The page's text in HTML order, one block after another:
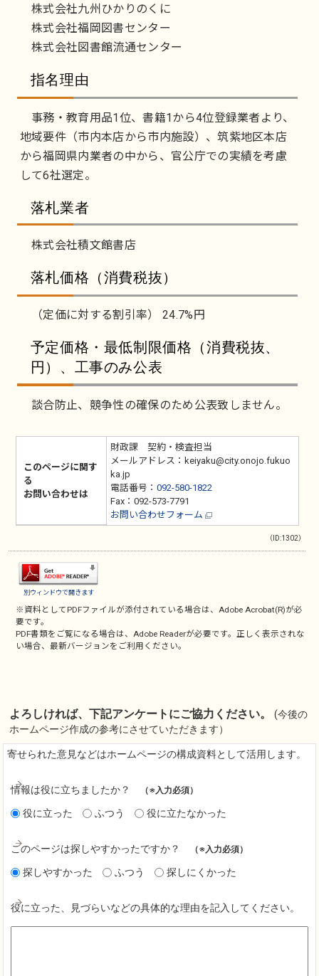
株式会社九州ひかりのくに
株式会社福岡図書センター
株式会社図書館流通センター
指名理由
事務・教育用品1位、書籍1から4位登録業者より、
地域要件（市内本店から市内施設）、筑紫地区本店
から福岡県内業者の中から、官公庁での実績を考慮
して6社選定。
落札業者
株式会社積文館書店
落札価格（消費税抜）
（定価に対する割引率） 24.7%円
予定価格・最低制限価格（消費税抜、
円）、工事のみ公表
談合防止、競争性の確保のため公表致しません。
このページに関す
る
お問い合わせは
財政課 契約・検査担当
メールアドレス：keiyaku@city.onojo.fukuo
ka.jp
電話番号： 092-580-1822
Fax：092-573-7791
お問い合わせフォーム
（ID:1302）
別ウィンドウで開きます
※資料としてPDFファイルが添付されている場合は、Adobe Acrobat(R)が必
要です。
PDF書類をご覧になる場合は、Adobe Readerが必要です。正しく表示されな
い場合、最新バージョンをご利用ください。